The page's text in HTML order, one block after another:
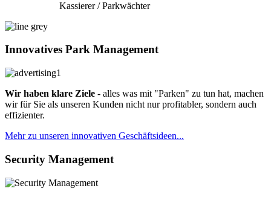
Kassierer / Parkwächter
Innovatives Park Management
Wir haben klare Ziele - alles was mit "Parken" zu tun hat, machen
wir für Sie als unseren Kunden nicht nur profitabler, sondern auch
effizienter.
Mehr zu unseren innovativen Geschäftsideen...
Security Management